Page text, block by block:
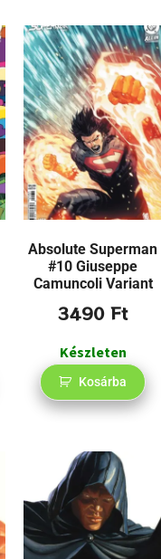
Absolute Superman
#10 Giuseppe
Camuncoli Variant
3490Ft
Készleten
Kosárba